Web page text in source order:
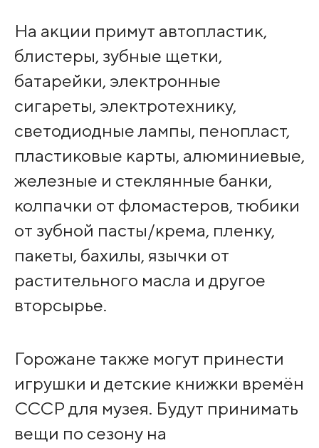
На акции примут автопластик,
блистеры, зубные щетки,
батарейки, электронные
сигареты, электротехнику,
светодиодные лампы, пенопласт,
пластиковые карты, алюминиевые,
железные и стеклянные банки,
колпачки от фломастеров, тюбики
от зубной пасты/крема, пленку,
пакеты, бахилы, язычки от
растительного масла и другое
вторсырье.
Горожане также могут принести
игрушки и детские книжки времён
СССР для музея. Будут принимать
вещи по сезону на